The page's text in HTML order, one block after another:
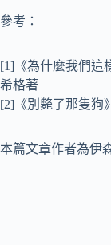
參考：
[1]《為什麼我們這
希格著
[2]《別斃了那隻狗
本篇文章作者為伊